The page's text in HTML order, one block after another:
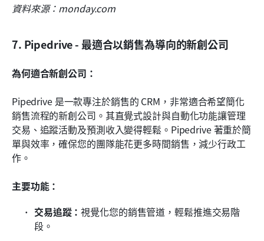
資料來源：monday.com
7. Pipedrive - 最適合以銷售為導向的新創公司
為何適合新創公司：
Pipedrive 是一款專注於銷售的 CRM，非常適合希望簡化
銷售流程的新創公司。其直覺式設計與自動化功能讓管理
交易、追蹤活動及預測收入變得輕鬆。Pipedrive 著重於簡
單與效率，確保您的團隊能花更多時間銷售，減少行政工
作。
主要功能：
交易追蹤：視覺化您的銷售管道，輕鬆推進交易階
段。